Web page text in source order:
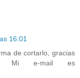
16:01
de cortarlo, gracias
Mi e-mail es